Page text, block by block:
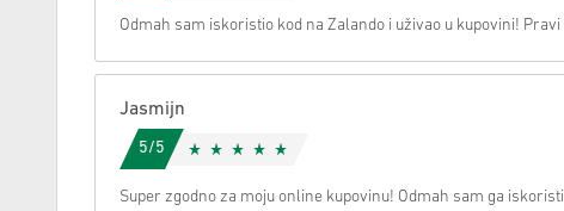
Odmah sam iskoristio kod na Zalando i uživao u kupovini!
Jasmijn
5/5
Super zgodno za moju online kupovinu! Odmah sam ga